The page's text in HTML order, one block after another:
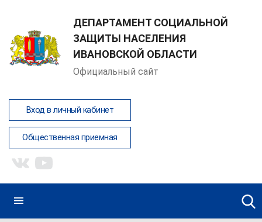
ДЕПАРТАМЕНТ СОЦИАЛЬНОЙ
ЗАЩИТЫ НАСЕЛЕНИЯ
ИВАНОВСКОЙ ОБЛАСТИ
Официальный сайт
Вход в личный кабинет
Общественная приемная